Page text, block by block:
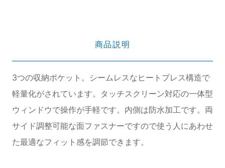
商品説明
3つの収納ポケット。シームレスなヒートプレス構造で
軽量化がされています。タッチスクリーン対応の一体型
ウィンドウで操作が手軽です。内側は防水加工です。両
サイド調整可能な面ファスナーですので使う人にあわせ
た最適なフィット感を調節できます。